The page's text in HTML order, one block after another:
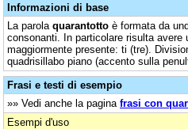
Informazioni di base
La parola quarantotto è formata da
consonanti. In particolare risulta avere
maggiormente presente: ti (tre).
quadrisillabo piano (accento sulla
Frasi e testi di esempio
»» Vedi anche la pagina frasi con
Esempi d'uso